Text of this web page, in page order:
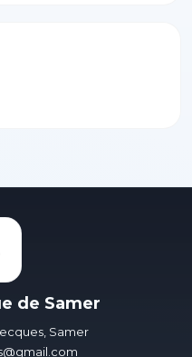
de Samer
Samer